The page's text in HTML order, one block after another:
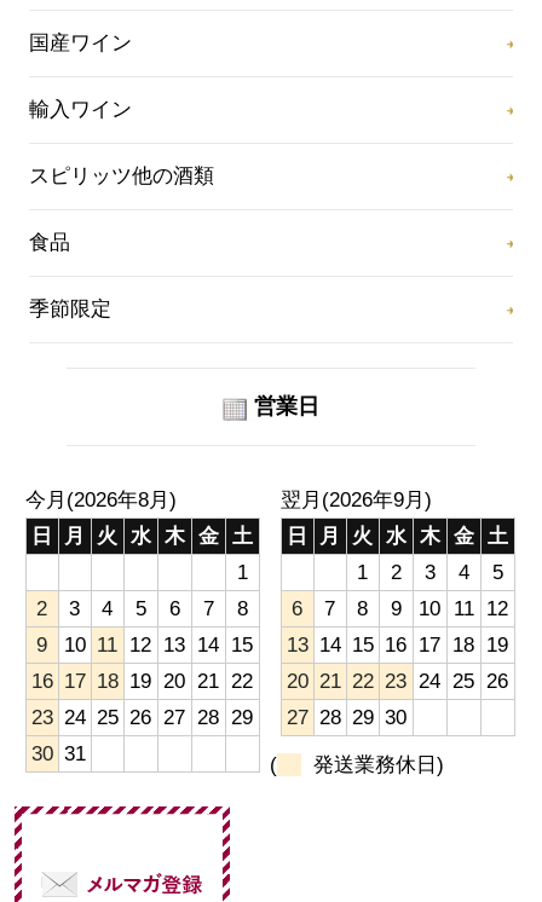
国産ワイン
輸入ワイン
スピリッツ他の酒類
食品
季節限定
営業日
今月(2026年8月)
日
月 火 水 木 金 土
1
2
3 4 5 6 7
8
9
10 11 12 13 14 15
16 17 18 19 20 21 22
23 24 25 26 27 28 29
30 31
翌月(2026年9月)
日
月 火 水 木 金
土
1
2 3 4
5
6
7 8 9 10 11
12
13 14 15 16 17 18 19
20 21 22 23 24 25 26
27 28 29 30
( 発送業務休日)